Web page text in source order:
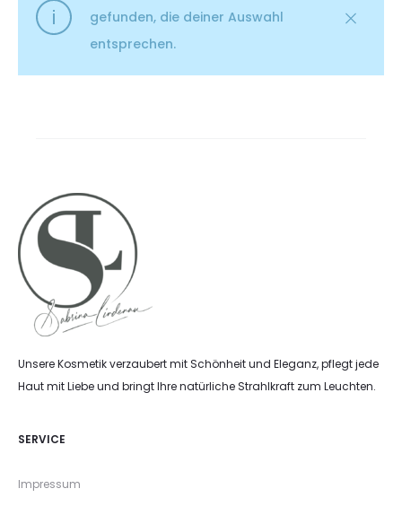
gefunden, die deiner Auswahl
entsprechen.
Unsere Kosmetik verzaubert mit Schönheit und Eleganz, pflegt jede
Haut mit Liebe und bringt Ihre natürliche Strahlkraft zum Leuchten.
SERVICE
Impressum